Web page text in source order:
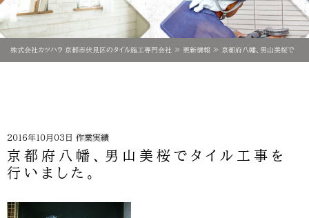
株式会社カツハラ 京都市伏見区のタイル施工専門会社 更新情報 京都府八幡、男山美桜で
2016年10月03日 作業実績
京都府八幡、男山美桜でタイル工事を
行いました。